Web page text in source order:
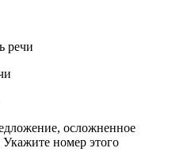
речи
осложненное
номер этого